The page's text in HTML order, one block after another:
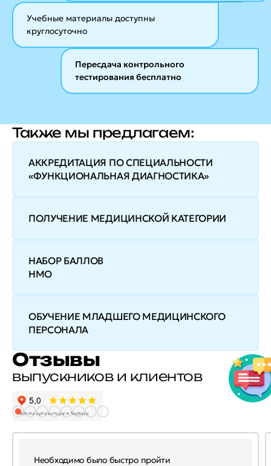
Учебные материалы доступны
круглосуточно
Пересдача контрольного
тестирования бесплатно
Также мы предлагаем:
АККРЕДИТАЦИЯ ПО СПЕЦИАЛЬНОСТИ
«ФУНКЦИОНАЛЬНАЯ ДИАГНОСТИКА»
ПОЛУЧЕНИЕ МЕДИЦИНСКОЙ КАТЕГОРИИ
НАБОР БАЛЛОВ
НМО
ОБУЧЕНИЕ МЛАДШЕГО МЕДИЦИНСКОГО
ПЕРСОНАЛА
Отзывы
выпускников и клиентов
Необходимо было быстро пройти